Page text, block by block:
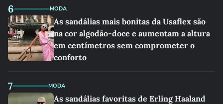
6 MODA
As sandálias mais bonitas da Usaflex são
na cor algodão-doce e aumentam a altura
em centímetros sem comprometer o
conforto
7 MODA
As sandálias favoritas de Erling Haaland